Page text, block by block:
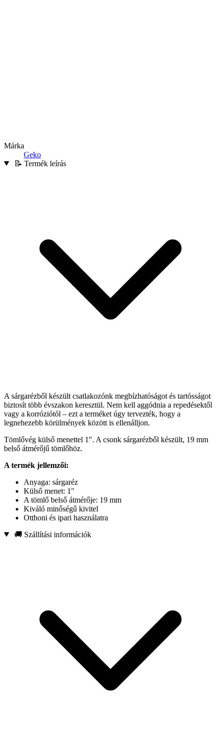
Márka
Geko
📝 Termék leírás
A sárgarézből készült csatlakozónk megbízhatóságot és tartósságot
biztosít több évszakon keresztül. Nem kell aggódnia a repedésektől
vagy a korróziótól – ezt a terméket úgy tervezték, hogy a
legnehezebb körülmények között is ellenálljon.
Tömlővég külső menettel 1″. A csonk sárgarézből készült, 19 mm
belső átmérőjű tömlőhöz.
A termék jellemzői:
Anyaga: sárgaréz
Külső menet: 1″
A tömlő belső átmérője: 19 mm
Kiváló minőségű kivitel
Otthoni és ipari használatra
🚚 Szállítási információk